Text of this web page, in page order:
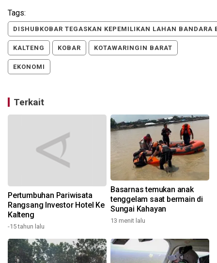
Tags:
DISHUBKOBAR TEGASKAN KEPEMILIKAN LAHAN BANDARA
KALTENG KOBAR KOTAWARINGIN BARAT
EKONOMI
Terkait
Pertumbuhan Pariwisata
Rangsang Investor Hotel Ke
Kalteng
-15 tahun lalu
Basarnas temukan anak
tenggelam saat bermain di
Sungai Kahayan
13 menit lalu